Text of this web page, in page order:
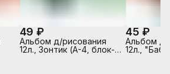
49 ₽
Альбом д/рисования
12л., Зонтик (А-4, блок-
45 ₽
Альбом д/
12л.,